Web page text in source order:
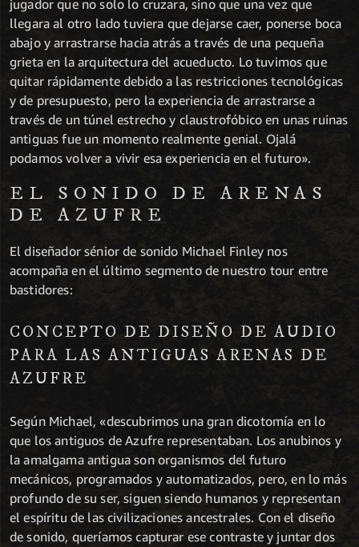
jugador que no solo lo cruzara, sino que una vez que
llegara al otro lado tuviera que dejarse caer, ponerse boca
abajo y arrastrarse hacia atrás a través de una pequeña
grieta en la arquitectura del acueducto. Lo tuvimos que
quitar rápidamente debido a las restricciones tecnológicas
y de presupuesto, pero la experiencia de arrastrarse a
través de un túnel estrecho y claustrofóbico en unas ruinas
antiguas fue un momento realmente genial. Ojalá
podamos volver a vivir esa experiencia en el futuro».
EL SONIDO DE ARENAS
DE AZUFRE
El diseñador sénior de sonido Michael Finley nos
acompaña en el último segmento de nuestro tour entre
bastidores:
CONCEPTO DE DISEÑO DE AUDIO
PARA LAS ANTIGUAS ARENAS DE
AZUFRE
Según Michael, «descubrimos una gran dicotomía en lo
que los antiguos de Azufre representaban. Los anubinos y
la amalgama antigua son organismos del futuro
mecánicos, programados y automatizados, pero, en lo más
profundo de su ser, siguen siendo humanos y representan
el espíritu de las civilizaciones ancestrales. Con el diseño
de sonido, queríamos capturar ese contraste y juntar dos